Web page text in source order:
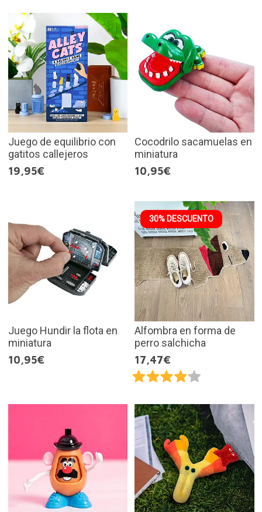
Juego de equilibrio con
gatitos callejeros
19,95€
Cocodrilo sacamuelas en
miniatura
10,95€
Juego Hundir la flota en
miniatura
10,95€
30% DESCUENTO
Alfombra en forma de
perro salchicha
17,47€